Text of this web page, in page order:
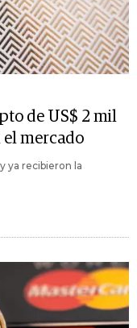
de US$ 2 mil
el mercado
ya recibieron la